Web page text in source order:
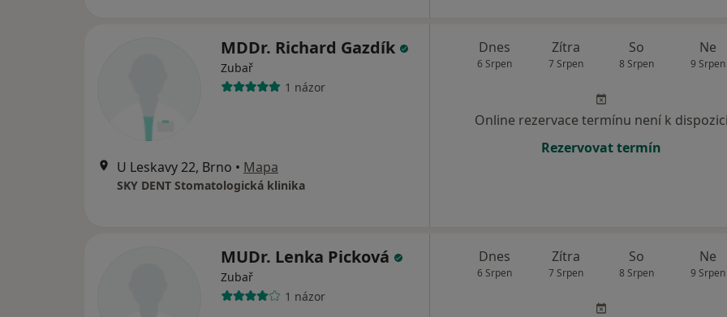
MDDr. Richard Gazdík
Zubař
1 názor
U Leskavy 22, Brno • Mapa
SKY DENT Stomatologická klinika
Dnes
6 Srpen
Zítra
7 Srpen
So
8 Srpen
Ne
9 Srpen
Online rezervace termínu není k dispozici
Rezervovat termín
MUDr. Lenka Picková
Zubař
1 názor
Dnes
6 Srpen
Zítra
7 Srpen
So
8 Srpen
Ne
9 Srpen